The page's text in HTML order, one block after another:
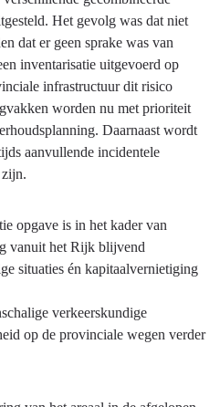
Het gevolg was dat niet
dat er geen sprake was van
inventarisatie uitgevoerd op
infrastructuur dit risico
worden nu met prioriteit
Daarnaast wordt
aanvullende incidentele
zijn.
opgave is in het kader van
vanuit het Rijk blijvend
situaties én kapitaalvernietiging
verkeerskundige
op de provinciale wegen verder